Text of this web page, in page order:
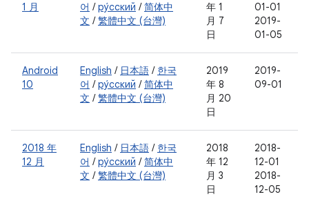
1 月
어 /ру́сский /简体中
文 /繁體中文 (台灣)
年 1
月 7
日
01-01
2019-
01-05
Android
10
English / 日本語 / 한국
어 /ру́сский /简体中
文 /繁體中文 (台灣)
2019
年 8
月 20
日
2019-
09-01
2018 年
12 月
English / 日本語 / 한국
어 /ру́сский /简体中
文 /繁體中文 (台灣)
2018
年 12
月 3
日
2018-
12-01
2018-
12-05